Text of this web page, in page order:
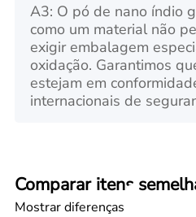
A3: O pó de nano índio
como um material não
exigir embalagem
oxidação. Garantimos
estejam em
internacionais de
Comparar itens
Mostrar diferenças